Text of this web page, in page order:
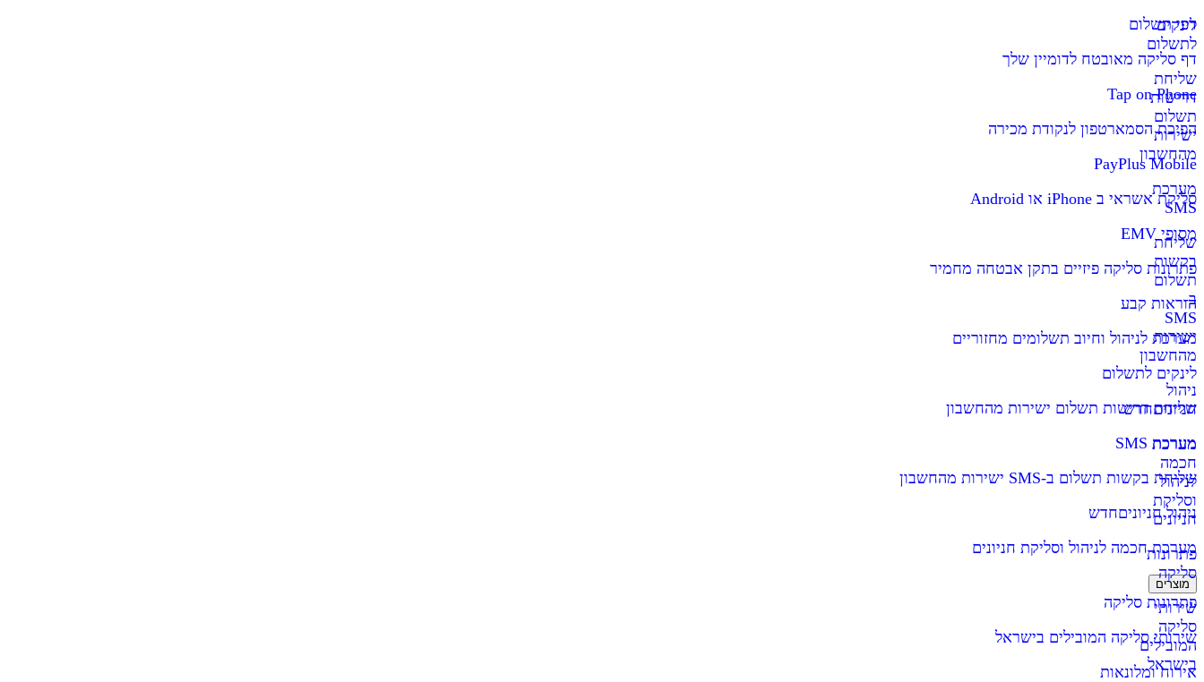
לינקים
לתשלום
שליחת
דרישות
תשלום
ישירות
מהחשבון
מערכת
SMS
שליחת
בקשות
תשלום
ב-
SMS
ישירות
מהחשבון
ניהול
חניוניםחדש
מערכת
חכמה
לניהול
וסליקת
חניונים
פתרונות
סליקה
שירותי
סליקה
המובילים
בישראל
דפי תשלום
דף סליקה מאובטח לדומיין שלך
Tap on Phone
הפיכת הסמארטפון לנקודת מכירה
PayPlus Mobile
סליקת אשראי ב iPhone או Android
מסופי EMV
פתרונות סליקה פיזיים בתקן אבטחה מחמיר
הוראות קבע
מערכת לניהול וחיוב תשלומים מחזוריים
לינקים לתשלום
שליחת דרישות תשלום ישירות מהחשבון
מערכת SMS
שליחת בקשות תשלום ב-SMS ישירות מהחשבון
ניהול חניוניםחדש
מערכת חכמה לניהול וסליקת חניונים
מוצרים
פתרונות סליקה
שירותי סליקה המובילים בישראל
אירוח ומלונאות